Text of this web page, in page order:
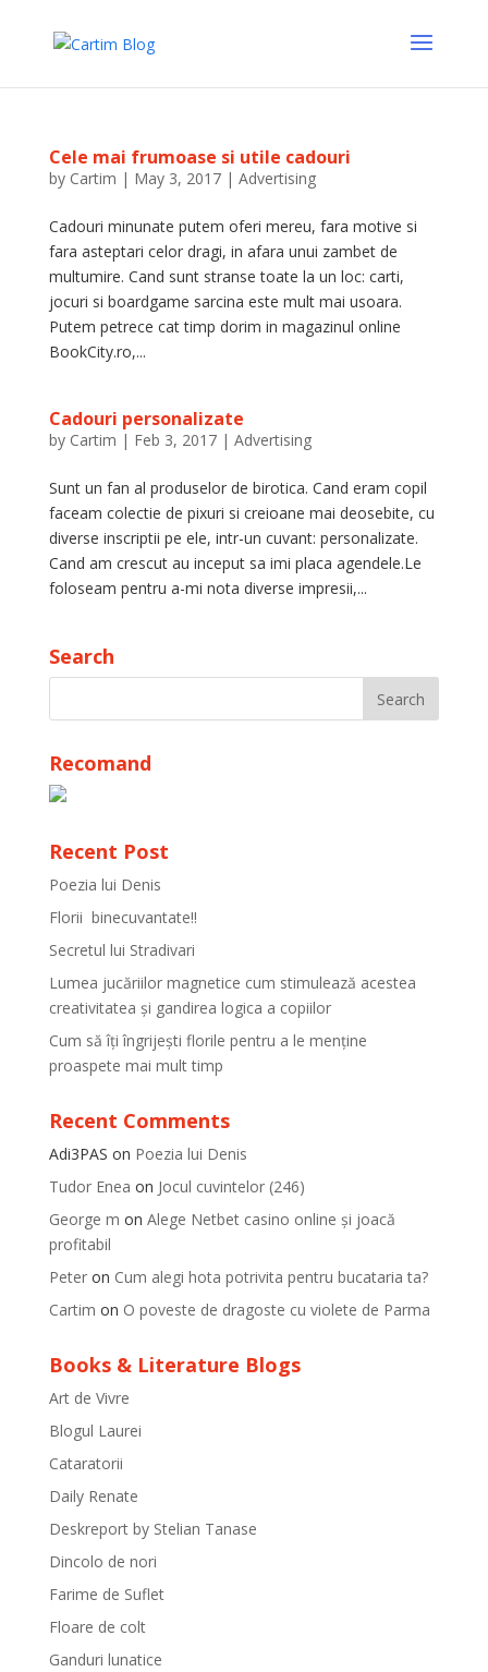
Cele mai frumoase si utile cadouri
by Cartim | May 3, 2017| Advertising
Cadouri minunate putem oferi mereu, fara motive si
fara asteptari celor dragi, in afara unui zambet de
multumire. Cand sunt stranse toate la un loc: carti,
jocuri si boardgame sarcina este mult mai usoara.
Putem petrece cat timp dorim in magazinul online
BookCity.ro,...
Cadouri personalizate
by Cartim | Feb 3, 2017| Advertising
Sunt un fan al produselor de birotica. Cand eram copil
faceam colectie de pixuri si creioane mai deosebite, cu
diverse inscriptii pe ele, intr-un cuvant: personalizate.
Cand am crescut au inceput sa imi placa agendele.Le
foloseam pentru a-mi nota diverse impresii,...
Search
Recomand
Recent Post
Poezia lui Denis
Florii binecuvantate!!
Secretul lui Stradivari
Lumea jucăriilor magnetice cum stimulează acestea
creativitatea și gandirea logica a copiilor
Cum să îți îngrijești florile pentru a le menține
proaspete mai mult timp
Recent Comments
Adi3PAS on Poezia lui Denis
Tudor Enea on Jocul cuvintelor (246)
George m on Alege Netbet casino online și joacă
profitabil
Peteron Cum alegi hota potrivita pentru bucataria ta?
Cartim on O poveste de dragoste cu violete de Parma
Books & Literature Blogs
Art de Vivre
Blogul Laurei
Cataratorii
Daily Renate
Deskreport by Stelian Tanase
Dincolo de nori
Farime de Suflet
Floare de colt
Ganduri lunatice